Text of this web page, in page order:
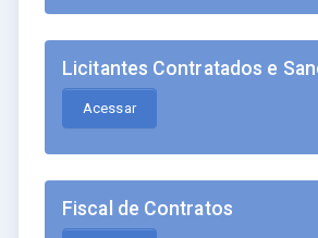
Licitantes Contratados e
Acessar
Fiscal de Contratos